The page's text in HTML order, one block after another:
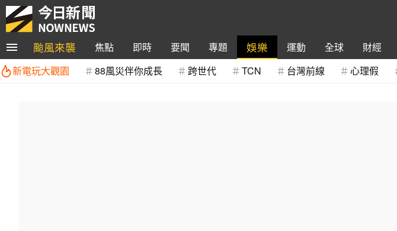
颱風來襲 焦點 即時 要聞 專題 娛樂 運動 全球 財經
新電玩大觀園
88風災伴你成長 跨世代 TCN 台灣前線 心理假